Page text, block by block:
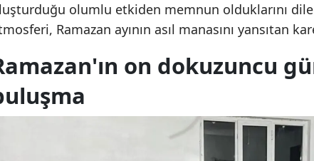
olumlu etkiden memnun olduklarını
Ramazan ayının asıl manasını yansıtan
on dokuzuncu